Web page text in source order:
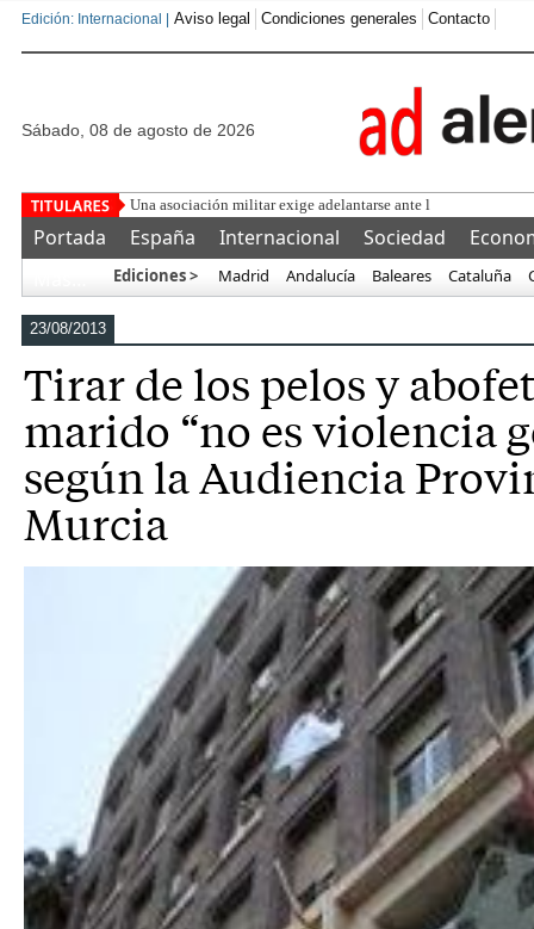
Edición: Internacional | Aviso legal Condiciones generales Contacto
sábado, 08 de agosto de 2026
Una asociación militar exige adelantarse ante la previsión de
Portada España Internacional Sociedad
Ediciones > Madrid Andalucía Baleares Cataluña
23/08/2013
Tirar de los pelos y
marido “no es violencia
según la Audiencia
Murcia